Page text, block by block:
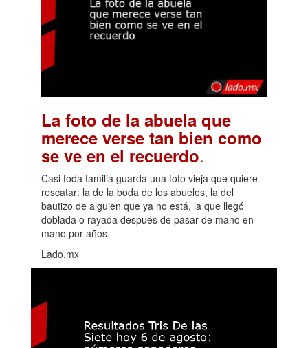
La foto de la abuela que
merece verse tan bien como
se ve en el recuerdo.
Casi toda familia guarda una foto vieja que quiere
rescatar: la de la boda de los abuelos, la del
bautizo de alguien que ya no está, la que llegó
doblada o rayada después de pasar de mano en
mano por años.
Lado.mx